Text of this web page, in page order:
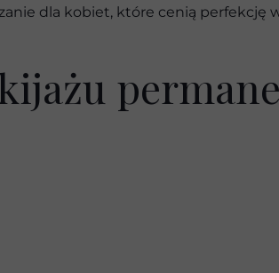
dla kobiet, które cenią perfekcję